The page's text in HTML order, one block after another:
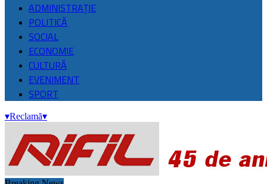
ADMINISTRAȚIE
POLITICĂ
SOCIAL
ECONOMIE
CULTURĂ
EVENIMENT
SPORT
▾Reclamă▾